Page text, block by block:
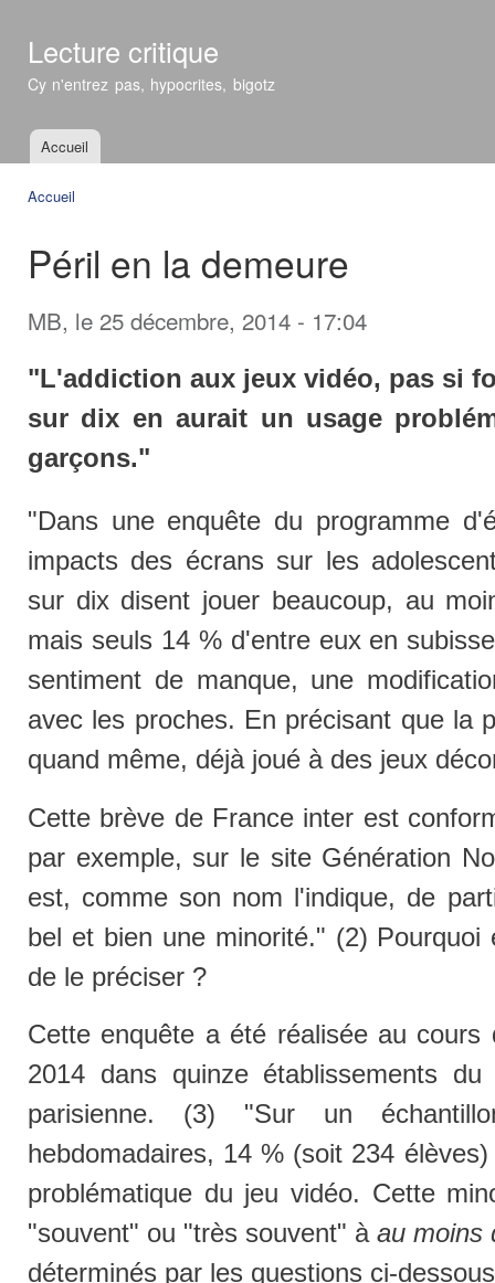
Lecture critique
Cy n'entrez pas, hypocrites, bigotz
Menu principal
Accueil
Accueil
Péril en la demeure
MB, le 25 décembre, 2014 - 17:04
"L'addiction aux jeux vidéo, pas si
sur dix en aurait un usage
garçons."
"Dans une enquête du programme
impacts des écrans sur les
sur dix disent jouer beaucoup, au
mais seuls 14 % d'entre eux en
sentiment de manque, une
avec les proches. En précisant que la
quand même, déjà joué à des jeux
Cette brève de France inter est
par exemple, sur le site Génération
est, comme son nom l'indique, de
bel et bien une minorité." (2) Pourquoi
de le préciser ?
Cette enquête a été réalisée au cours
2014 dans quinze établissements
parisienne. (3) "Sur un
hebdomadaires, 14 % (soit 234
problématique du jeu vidéo. Cette
"souvent" ou "très souvent" à au moins
déterminés par les questions ci-